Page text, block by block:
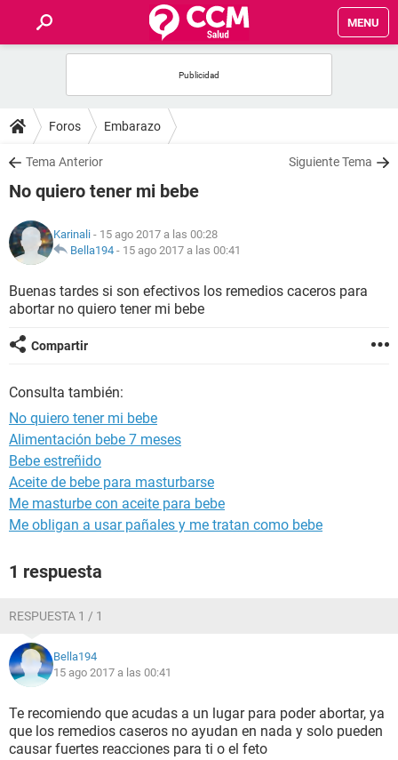
MENU
FOROS
SALUD
FAMILIA
NUTRICIÓN
BIENESTAR
SEXUALIDAD
GLOSARIO
Foros Embarazo
Tema Anterior Siguiente Tema
No quiero tener mi bebe
Karinali - 15 ago 2017 a las 00:28
Bella194 - 15 ago 2017 a las 00:41
Buenas tardes si son efectivos los remedios caceros para
abortar no quiero tener mi bebe
Compartir
Consulta también:
No quiero tener mi bebe
Alimentación bebe 7 meses
Bebe estreñido
Aceite de bebe para masturbarse
Me masturbe con aceite para bebe
Me obligan a usar pañales y me tratan como bebe
1 respuesta
RESPUESTA 1 / 1
Bella194
15 ago 2017 a las 00:41
Te recomiendo que acudas a un lugar para poder abortar, ya
que los remedios caseros no ayudan en nada y solo pueden
causar fuertes reacciones para ti o el feto